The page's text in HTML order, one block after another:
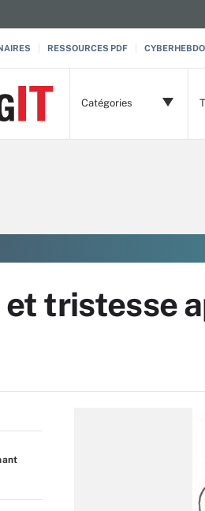
RESSOURCES PDF CYBERHEBDO
Catégories
et tristesse